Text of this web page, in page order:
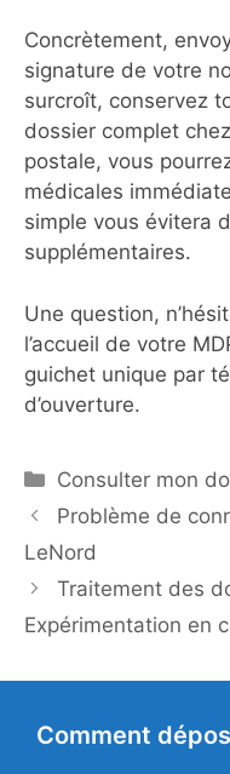
Concrètement,
signature de votre
surcroît, conservez
dossier complet
postale, vous
médicales
simple vous évitera
supplémentaires.
Une question,
l’accueil de votre
guichet unique par
d’ouverture.
Catégories
Consulter mon
Problème de
LeNord
Traitement des
Expérimentation en
Comment